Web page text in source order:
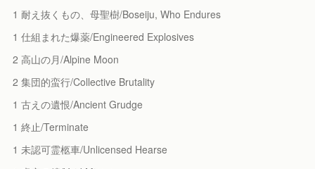
1 耐え抜くもの、母聖樹/Boseiju, Who Endures
1 仕組まれた爆薬/Engineered Explosives
2 高山の月/Alpine Moon
2 集団的蛮行/Collective Brutality
1 古えの遺恨/Ancient Grudge
1 終止/Terminate
1 未認可霊柩車/Unlicensed Hearse